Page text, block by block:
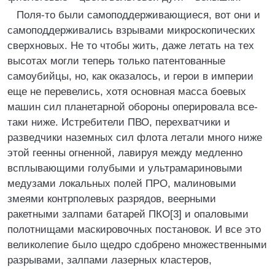
Поля-то были самоподдерживающиеся, вот они и
самоподдерживались взрывами микроскопических
сверхновых. Не то чтобы жить, даже летать на тех
высотах могли теперь только патентованные
самоубийцы, но, как оказалось, и герои в империи
еще не перевелись, хотя основная масса боевых
машин сил планетарной обороны оперировала все-
таки ниже. Истребители ПВО, перехватчики и
разведчики наземных сил флота летали много ниже
этой геенны огненной, лавируя между медленно
всплывающими голубыми и ультрамариновыми
медузами локальных полей ПРО, малиновыми
змеями контрполевых разрядов, веерными
ракетными залпами батарей ПКО[3] и опаловыми
полотнищами маскировочных постановок. И все это
великолепие было щедро сдобрено множественными
разрывами, залпами лазерных кластеров,